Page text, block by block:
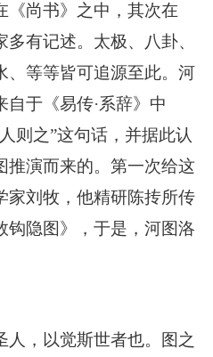
《尚书》之中，其次在
多有记述。太极、八卦、
、等等皆可追源至此。河
自于《易传·系辞》中
则之”这句话，并据此认
推演而来的。第一次给这
家刘牧，他精研陈抟所传
钩隐图》，于是，河图洛
，以觉斯世者也。图之